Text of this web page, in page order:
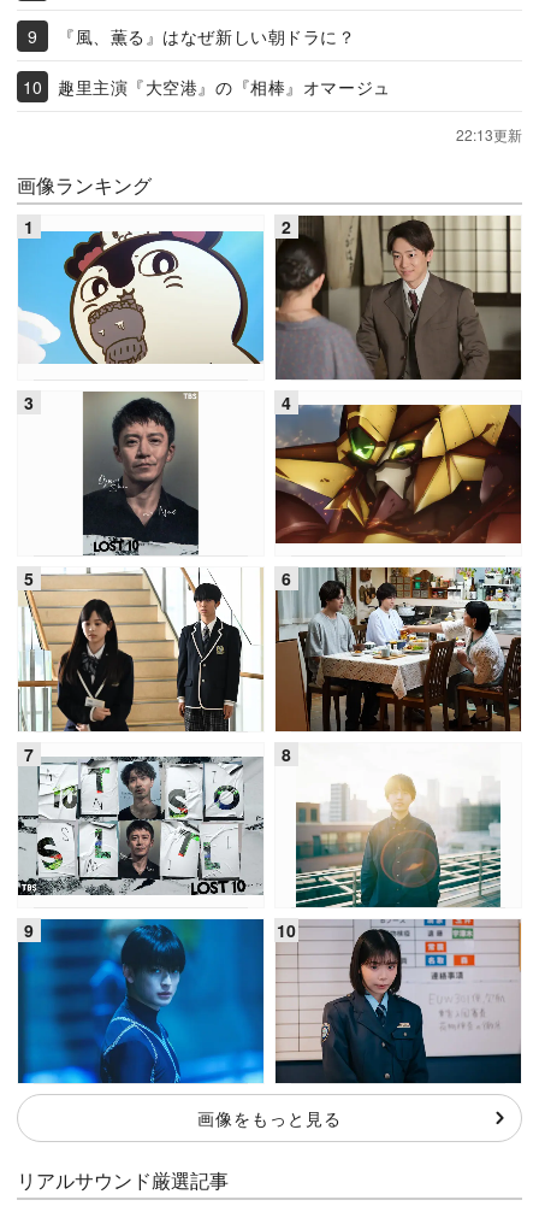
『風、薫る』はなぜ新しい朝ドラに？
趣里主演『大空港』の『相棒』オマージュ
22:13更新
画像ランキング
画像をもっと見る
リアルサウンド厳選記事